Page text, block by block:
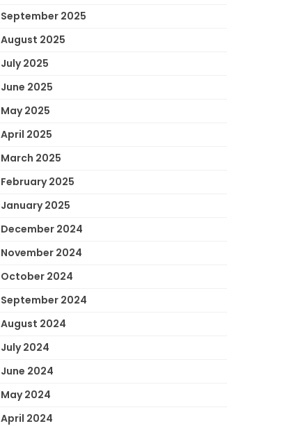
September 2025
August 2025
July 2025
June 2025
May 2025
April 2025
March 2025
February 2025
January 2025
December 2024
November 2024
October 2024
September 2024
August 2024
July 2024
June 2024
May 2024
April 2024